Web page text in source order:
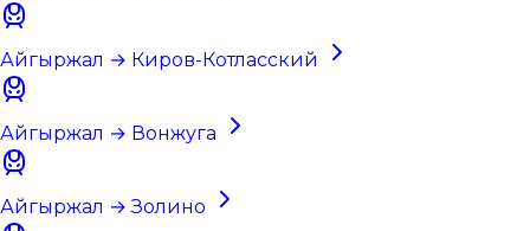
Айгыржал → Киров-Котласский
Айгыржал → Вонжуга
Айгыржал → Золино